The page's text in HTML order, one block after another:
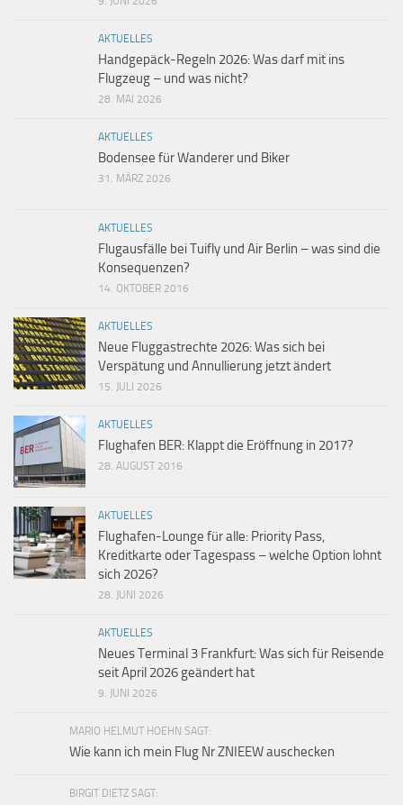
AKTUELLES
Handgepäck-Regeln 2026: Was darf mit ins
Flugzeug – und was nicht?
28. MAI 2026
AKTUELLES
Bodensee für Wanderer und Biker
31. MÄRZ 2026
AKTUELLES
Flugausfälle bei Tuifly und Air Berlin – was sind die
Konsequenzen?
14. OKTOBER 2016
AKTUELLES
Neue Fluggastrechte 2026: Was sich bei
Verspätung und Annullierung jetzt ändert
15. JULI 2026
AKTUELLES
Flughafen BER: Klappt die Eröffnung in 2017?
28. AUGUST 2016
AKTUELLES
Flughafen-Lounge für alle: Priority Pass,
Kreditkarte oder Tagespass – welche Option lohnt
sich 2026?
28. JUNI 2026
AKTUELLES
Neues Terminal 3 Frankfurt: Was sich für Reisende
seit April 2026 geändert hat
9. JUNI 2026
MARIO HELMUT HOEHN SAGT:
Wie kann ich mein Flug Nr ZNIEEW auschecken
BIRGIT DIETZ SAGT: